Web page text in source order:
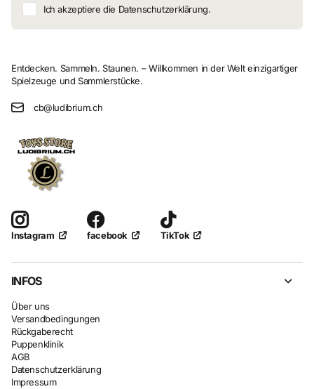
Ich akzeptiere die Datenschutzerklärung.
Entdecken. Sammeln. Staunen. – Willkommen in der Welt einzigartiger
Spielzeuge und Sammlerstücke.
cb@ludibrium.ch
Instagram facebook TikTok
INFOS
Über uns
Versandbedingungen
Rückgaberecht
Puppenklinik
AGB
Datenschutzerklärung
Impressum